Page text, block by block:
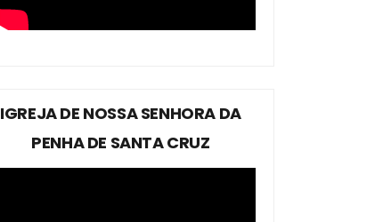
IGREJA DE NOSSA SENHORA DA
PENHA DE SANTA CRUZ